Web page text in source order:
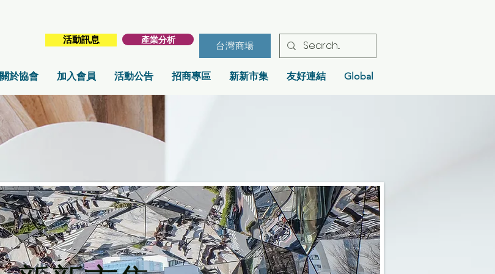
活動訊息 產業分析
台灣商場
關於協會 加入會員 活動公告 招商專區 新新市集 友好連結 Global